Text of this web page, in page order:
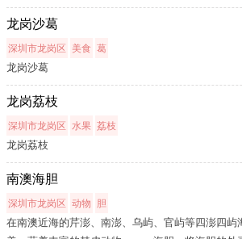
分割成麻将大小的块状之后，迫不及待吃一块，那
的鸡丝的纹路，轻嚼下却丝毫没有想象中的“木屑”
龙岗沙葛
深圳市龙岗区 美食 葛
龙岗沙葛
龙岗荔枝
深圳市龙岗区 水果 荔枝
龙岗荔枝
南澳海胆
深圳市龙岗区 动物 胆
在南澳近海的芹澎、南澎、乌屿、官屿等四澎四